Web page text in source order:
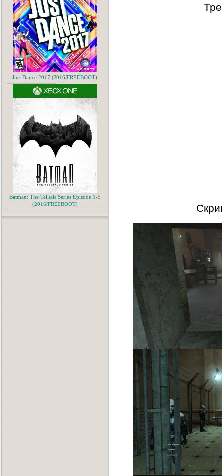
Just Dance 2017 (2016/FREEBOOT)
Batman: The Telltale Series Episode 1-5
(2016/FREEBOOT)